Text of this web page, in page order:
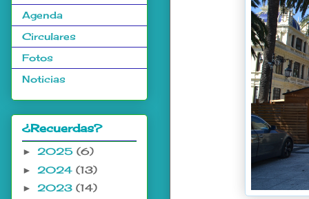
Agenda
Circulares
Fotos
Noticias
¿Recuerdas?
► 2025 (6)
► 2024 (13)
► 2023 (14)